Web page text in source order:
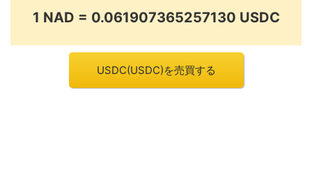
1 NAD = 0.061907365257130 USDC
USDC(USDC)を売買する